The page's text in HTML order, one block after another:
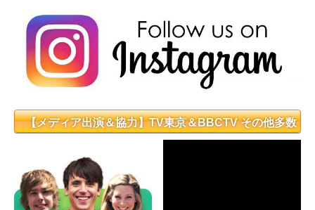
【メディア出演＆協力】TV東京＆BBCTV その他多数